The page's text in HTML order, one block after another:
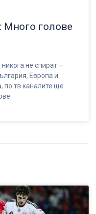
голове
не спират –
Европа и
по тв каналите ще